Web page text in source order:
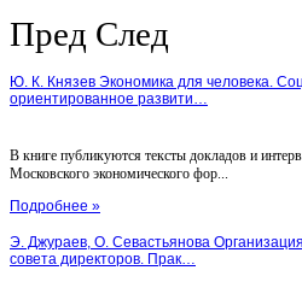
Пред След
Ю. К. Князев Экономика для человека.
ориентированное развити…
В книге публикуются тексты докладов и
Московского экономического фор...
Подробнее »
Э. Джураев, О. Севастьянова
совета директоров. Прак…